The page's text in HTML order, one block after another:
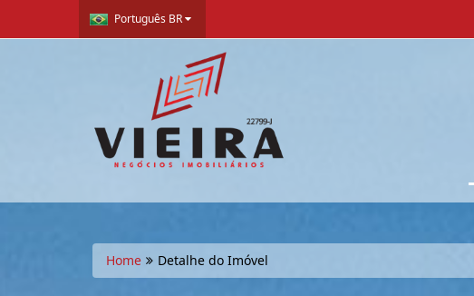
Português BR
Home Detalhe do Imóvel